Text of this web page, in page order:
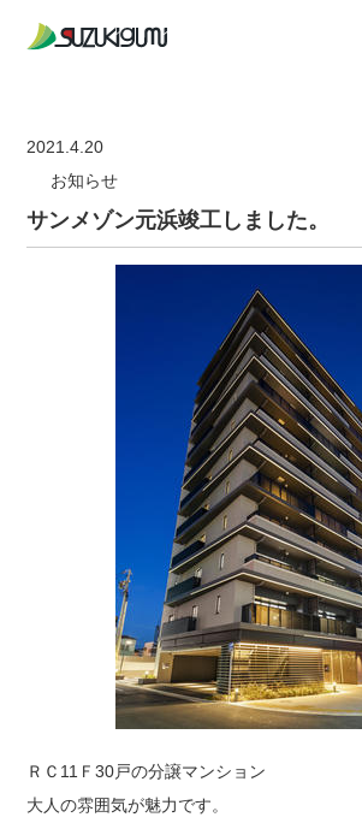
お知らせ
会社案内
お問い合わせ
2021.4.20
お知らせ
サンメゾン元浜竣工しました。
ＲＣ11Ｆ30戸の分譲マンション
大人の雰囲気が魅力です。